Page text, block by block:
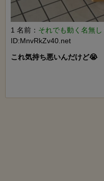
1 名前： それでも動く名無し
ID:MnvRkZv40.net
これ気持ち悪いんだけど😭